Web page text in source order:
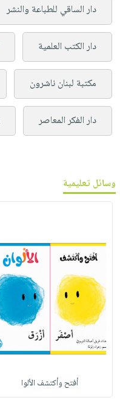
دار الساقي للطباعة والنشر
دار الكتب العلمية
مكتبة لبنان ناشرون
دار الفكر المعاصر
وسائل تعليمية
أفتح وأكتشف الألوا